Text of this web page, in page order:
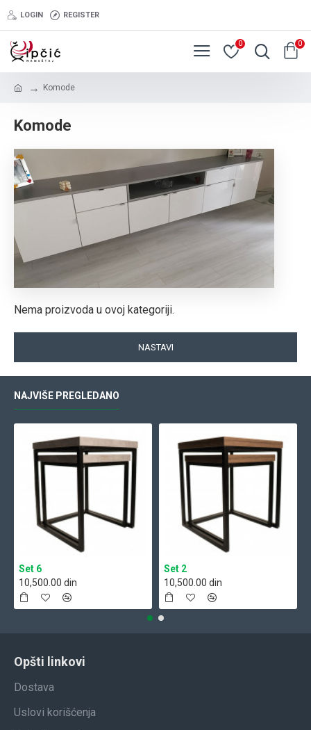
LOGIN REGISTER
0 0
Komode
Komode
Nema proizvoda u ovoj kategoriji.
NASTAVI
NAJVIŠE PREGLEDANO
Set 6
10,500.00 din
Set 2
10,500.00 din
Opšti linkovi
Dostava
Uslovi korišćenja